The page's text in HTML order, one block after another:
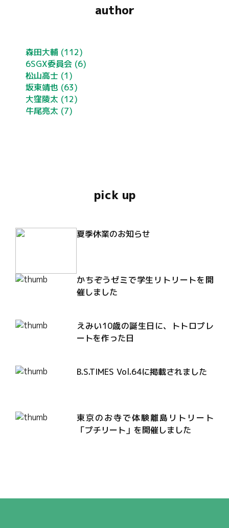
author
森田大輔 (112)
6SGX委員会 (6)
松山高士 (1)
坂東靖也 (63)
大窪陵太 (12)
牛尾亮太 (7)
pick up
夏季休業のお知らせ
かちぞうゼミで学生リトリートを開
催しました
えみい10歳の誕生日に、トトロプレ
ートを作った日
B.S.TIMES Vol.64に掲載されました
東京のお寺で体験離島リトリート
「プチリート」を開催しました